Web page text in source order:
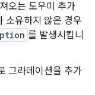
오는 도우미 추가
소유하지 않은 경우
를 발생시킵니
그라데이션을 추가